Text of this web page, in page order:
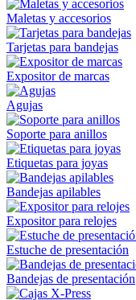
Maletas y accesorios
Tarjetas para bandejas
Expositor de marcas
Agujas
Soporte para anillos
Etiquetas para joyas
Bandejas apilables
Expositor para relojes
Estuche de presentación
Bandejas de presentación